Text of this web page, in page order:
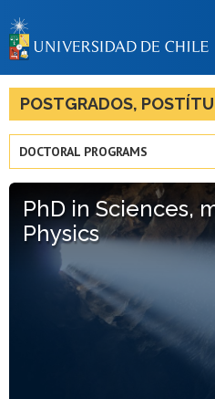
LA
POSTGRADOS,
DOCTORAL PROGRAMS
PhD in Sciences,
Physics